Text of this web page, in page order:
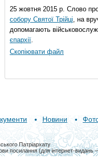
25 жовтня 2015 р. Слово
собору Святої Трійці, на
допомагають
єпархії.
Скопіювати файл
Новини
Патріархату
посилання (для інтернет-видань